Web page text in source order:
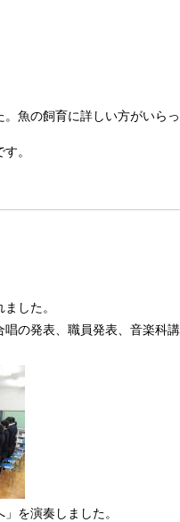
魚の飼育に詳しい方がいら
。
した。
の発表、職員発表、音楽科講
を演奏しました。